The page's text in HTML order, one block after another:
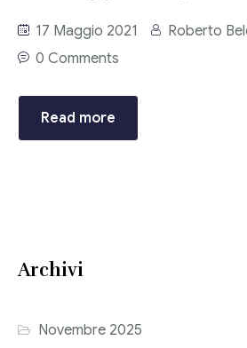
Fiscalità internazionale
Il Fisco
Guida alla contabilità e bilancio
Articoli
17 Maggio 2021
Roberto
0 Comments
Read more
Archivi
Novembre 2025